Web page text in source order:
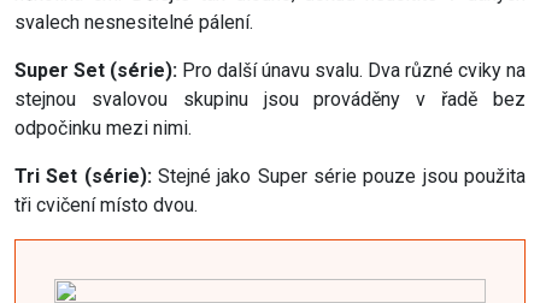
svalech nesnesitelné pálení.
Super Set (série): Pro další únavu svalu. Dva různé cviky na
stejnou svalovou skupinu jsou prováděny v řadě bez
odpočinku mezi nimi.
Tri Set (série):Stejné jako Super série pouze jsou použita
tři cvičení místo dvou.